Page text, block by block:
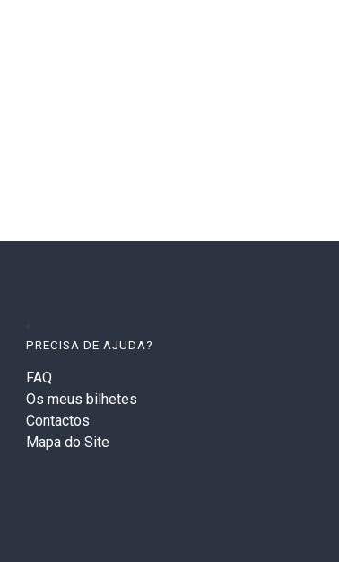
PRECISA DE AJUDA?
FAQ
Os meus bilhetes
Contactos
Mapa do Site